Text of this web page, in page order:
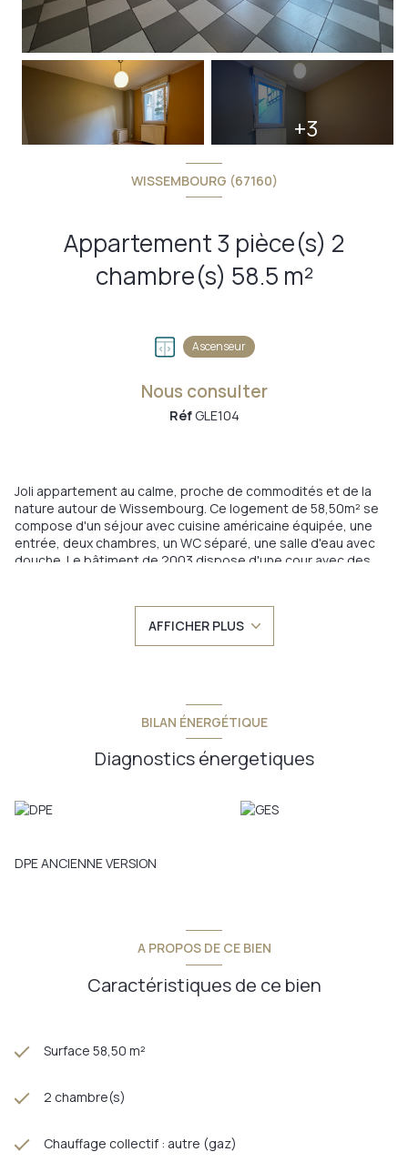
+3
WISSEMBOURG (67160)
Appartement 3 pièce(s) 2
chambre(s) 58.5 m²
Ascenseur
Nous consulter
Réf GLE104
Joli appartement au calme, proche de commodités et de la
nature autour de Wissembourg. Ce logement de 58,50m² se
compose d'un séjour avec cuisine américaine équipée, une
entrée, deux chambres, un WC séparé, une salle d'eau avec
douche. Le bâtiment de 2003 dispose d'une cour avec des
1/08/2023 avec un bail de 3 ans. Cette offre s'adresse donc
plutôt à un investisseur. Les informations sur les risques
auxquels ce bien est exposé sont disponibles sur le site
Annonce proposée par un agent commercial
AFFICHER PLUS
BILAN ÉNERGÉTIQUE
Diagnostics énergetiques
DPE ANCIENNE VERSION
A PROPOS DE CE BIEN
Caractéristiques de ce bien
Surface 58,50 m²
2 chambre(s)
Chauffage collectif : autre (gaz)